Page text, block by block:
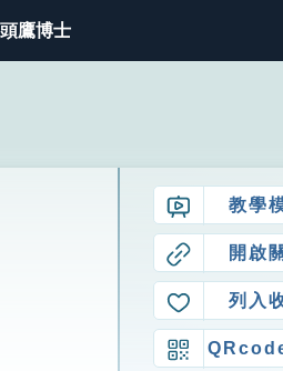
鷹博士
教學
開啟
列入